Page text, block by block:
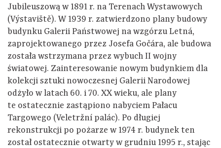
Jubileuszową w 1891 r. na Terenach Wystawowych
(Výstaviště). W 1939 r. zatwierdzono plany budowy
budynku Galerii Państwowej na wzgórzu Letná,
zaprojektowanego przez Josefa Gočára, ale budowa
została wstrzymana przez wybuch II wojny
światowej. Zainteresowanie nowym budynkiem dla
kolekcji sztuki nowoczesnej Galerii Narodowej
odżyło w latach 60. i 70. XX wieku, ale plany
te ostatecznie zastąpiono nabyciem Pałacu
Targowego (Veletržní palác). Po długiej
rekonstrukcji po pożarze w 1974 r. budynek ten
został ostatecznie otwarty w grudniu 1995 r., stając